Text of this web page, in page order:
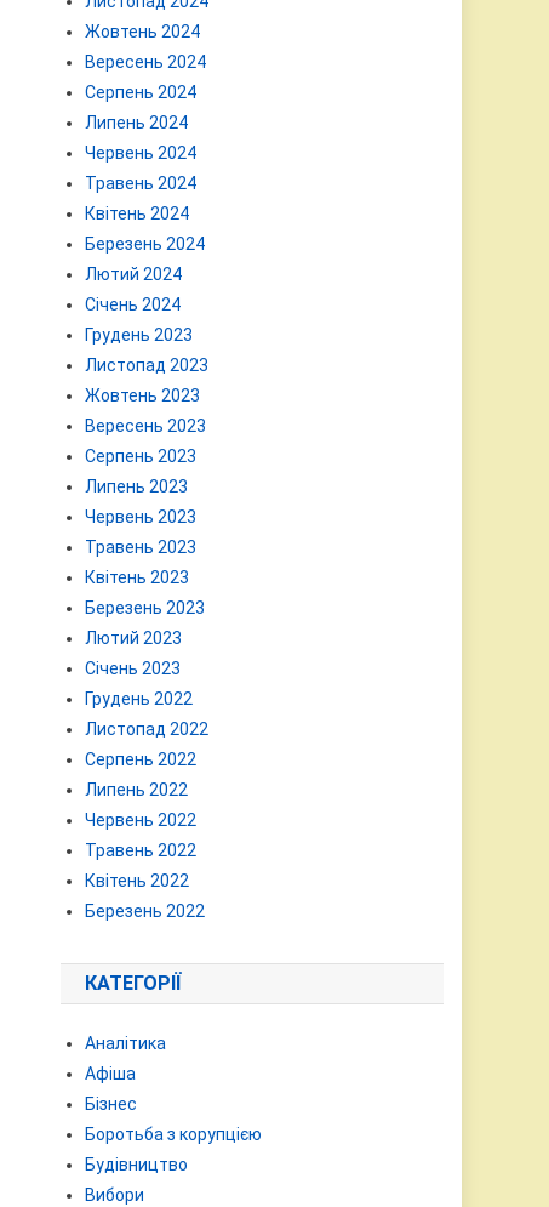
Жовтень 2024
Вересень 2024
Серпень 2024
Липень 2024
Червень 2024
Травень 2024
Квітень 2024
Березень 2024
Лютий 2024
Січень 2024
Грудень 2023
Листопад 2023
Жовтень 2023
Вересень 2023
Серпень 2023
Липень 2023
Червень 2023
Травень 2023
Квітень 2023
Березень 2023
Лютий 2023
Січень 2023
Грудень 2022
Листопад 2022
Серпень 2022
Липень 2022
Червень 2022
Травень 2022
Квітень 2022
Березень 2022
КАТЕГОРІЇ
Аналітика
Афіша
Бізнес
Боротьба з корупцією
Будівництво
Вибори